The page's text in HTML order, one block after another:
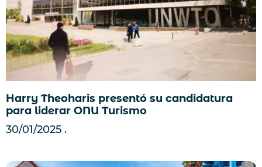
Harry Theoharis presentó su candidatura
para liderar ONU Turismo
30/01/2025